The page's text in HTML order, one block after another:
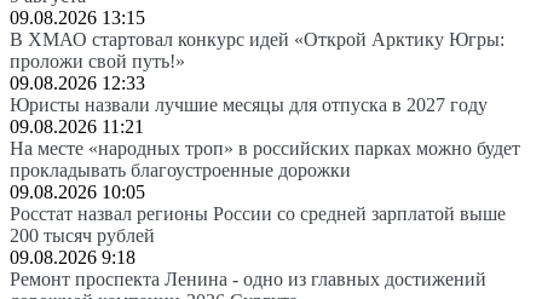
09.08.2026 13:15
В ХМАО стартовал конкурс идей «Открой Арктику Югры:
проложи свой путь!»
09.08.2026 12:33
Юристы назвали лучшие месяцы для отпуска в 2027 году
09.08.2026 11:21
На месте «народных троп» в российских парках можно будет
прокладывать благоустроенные дорожки
09.08.2026 10:05
Росстат назвал регионы России со средней зарплатой выше
200 тысяч рублей
09.08.2026 9:18
Ремонт проспекта Ленина - одно из главных достижений